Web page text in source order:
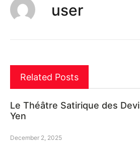
user
Related Posts
Le Théâtre Satirique des
Yen
December 2, 2025